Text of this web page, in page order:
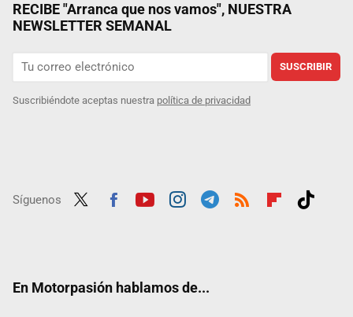
RECIBE "Arranca que nos vamos", NUESTRA
NEWSLETTER SEMANAL
SUSCRIBIR
Suscribiéndote aceptas nuestra política de privacidad
Síguenos
En Motorpasión hablamos de...